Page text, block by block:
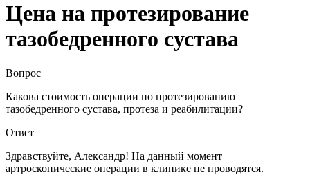
Цена на протезирование
тазобедренного сустава
Вопрос
Какова стоимость операции по протезированию
тазобедренного сустава, протеза и реабилитации?
Ответ
Здравствуйте, Александр! На данный момент
артроскопические операции в клинике не проводятся.